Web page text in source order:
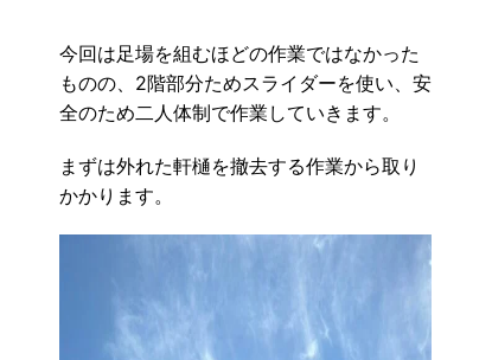
今回は足場を組むほどの作業ではなかった
ものの、2階部分ためスライダーを使い、安
全のため二人体制で作業していきます。
まずは外れた軒樋を撤去する作業から取り
かかります。